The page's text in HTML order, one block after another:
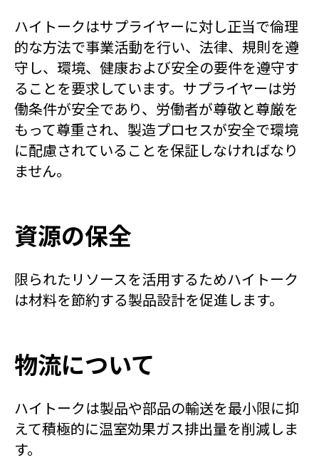
ハイトークはサプライヤーに対し正当で倫理
的な方法で事業活動を行い、法律、規則を遵
守し、環境、健康および安全の要件を遵守す
ることを要求しています。サプライヤーは労
働条件が安全であり、労働者が尊敬と尊厳を
もって尊重され、製造プロセスが安全で環境
に配慮されていることを保証しなければなり
ません。
資源の保全
限られたリソースを活用するためハイトーク
は材料を節約する製品設計を促進します。
物流について
ハイトークは製品や部品の輸送を最小限に抑
えて積極的に温室効果ガス排出量を削減しま
す。